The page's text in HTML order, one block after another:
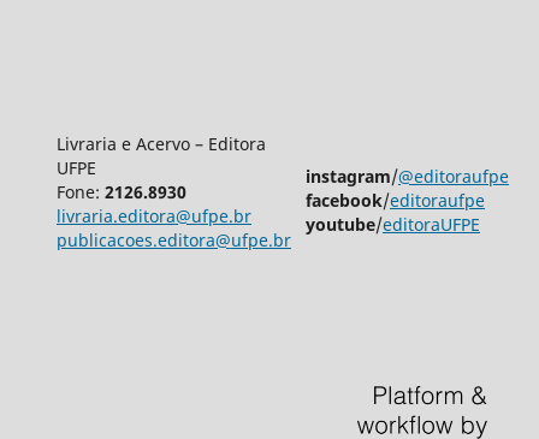
Livraria e Acervo – Editora
UFPE
Fone: 2126.8930
livraria.editora@ufpe.br
publicacoes.editora@ufpe.br
instagram/@editoraufpe
facebook/editoraufpe
youtube/editoraUFPE